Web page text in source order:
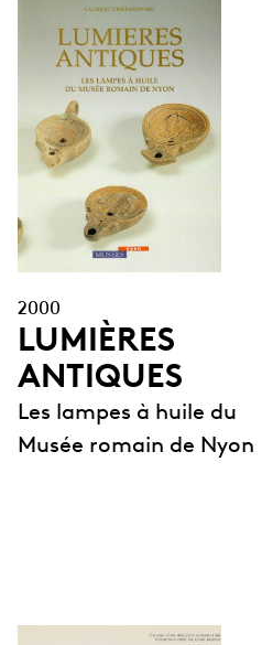
2000
LUMIÈRES
ANTIQUES
Les lampes à huile du
Musée romain de Nyon